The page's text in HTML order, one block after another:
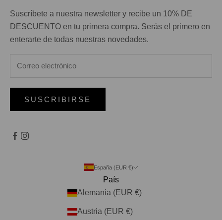
Suscríbete a nuestra newsletter y recibe un 10% DE
DESCUENTO en tu primera compra. Serás el primero en
enterarte de todas nuestras novedades.
SUSCRIBIRSE
España (EUR €)
País
Alemania (EUR €)
Austria (EUR €)